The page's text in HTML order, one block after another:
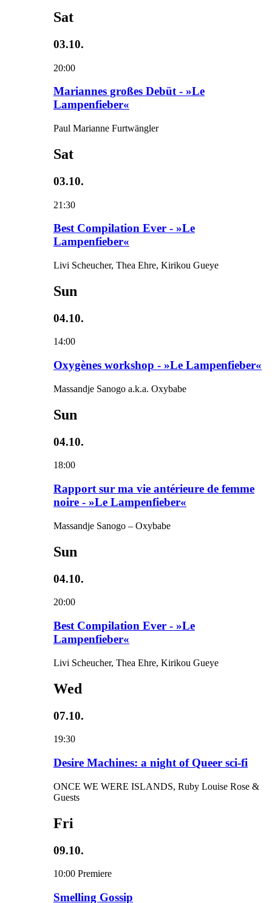
Sat
03.10.
20:00
Mariannes großes Debüt - »Le
Lampenfieber«
Paul Marianne Furtwängler
Sat
03.10.
21:30
Best Compilation Ever - »Le
Lampenfieber«
Livi Scheucher, Thea Ehre, Kirikou Gueye
Sun
04.10.
14:00
Oxygènes workshop - »Le Lampenfieber«
Massandje Sanogo a.k.a. Oxybabe
Sun
04.10.
18:00
Rapport sur ma vie antérieure de femme
noire - »Le Lampenfieber«
Massandje Sanogo – Oxybabe
Sun
04.10.
20:00
Best Compilation Ever - »Le
Lampenfieber«
Livi Scheucher, Thea Ehre, Kirikou Gueye
Wed
07.10.
19:30
Desire Machines: a night of Queer sci-fi
ONCE WE WERE ISLANDS, Ruby Louise Rose &
Guests
Fri
09.10.
10:00 Premiere
Smelling Gossip